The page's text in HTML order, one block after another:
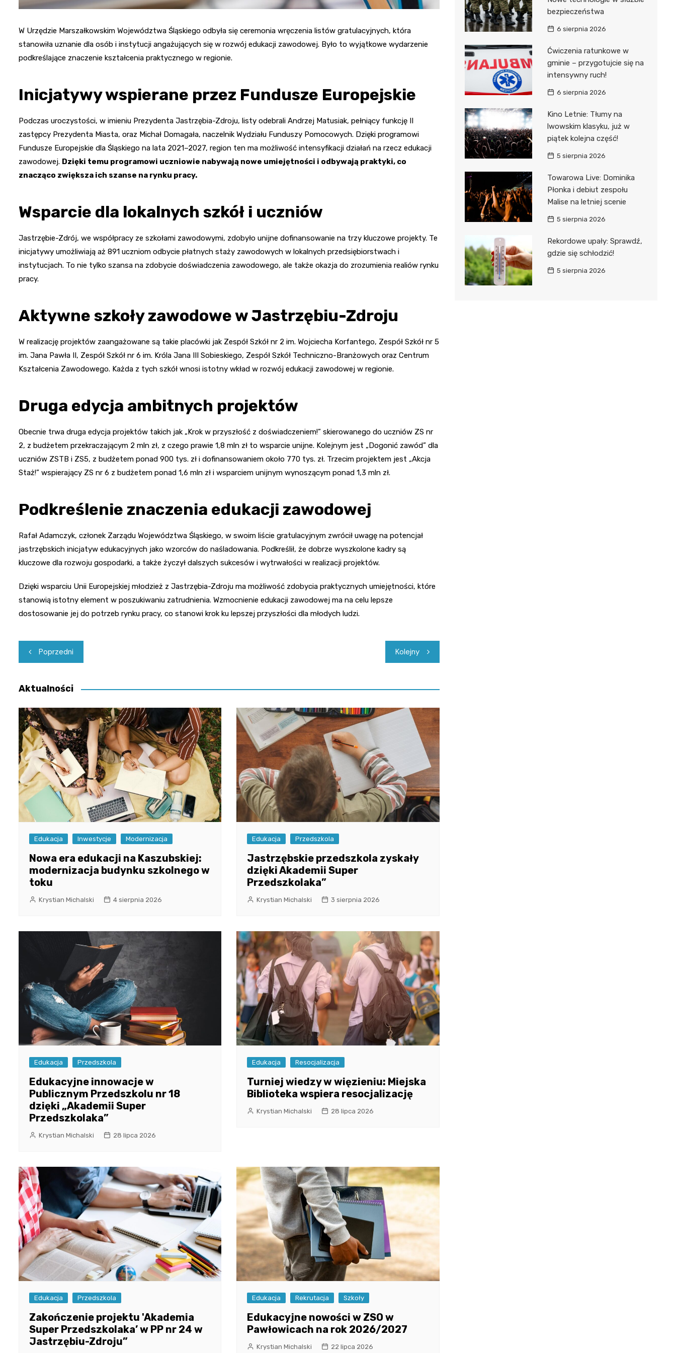
W Urzędzie Marszałkowskim Województwa Śląskiego odbyła się ceremonia wręczenia listów gratulacyjnych, która
stanowiła uznanie dla osób i instytucji angażujących się w rozwój edukacji zawodowej. Było to wyjątkowe wydarzenie
podkreślające znaczenie kształcenia praktycznego w regionie.
Inicjatywy wspierane przez Fundusze Europejskie
Podczas uroczystości, w imieniu Prezydenta Jastrzębia-Zdroju, listy odebrali Andrzej Matusiak, pełniący funkcję II
zastępcy Prezydenta Miasta, oraz Michał Domagała, naczelnik Wydziału Funduszy Pomocowych. Dzięki programowi
Fundusze Europejskie dla Śląskiego na lata 2021–2027, region ten ma możliwość intensyfikacji działań na rzecz edukacji
zawodowej. Dzięki temu programowi uczniowie nabywają nowe umiejętności i odbywają praktyki, co
znacząco zwiększa ich szanse na rynku pracy.
Wsparcie dla lokalnych szkół i uczniów
Jastrzębie-Zdrój, we współpracy ze szkołami zawodowymi, zdobyło unijne dofinansowanie na trzy kluczowe projekty. Te
inicjatywy umożliwiają aż 891 uczniom odbycie płatnych staży zawodowych w lokalnych przedsiębiorstwach i
instytucjach. To nie tylko szansa na zdobycie doświadczenia zawodowego, ale także okazja do zrozumienia realiów rynku
pracy.
Aktywne szkoły zawodowe w Jastrzębiu-Zdroju
W realizację projektów zaangażowane są takie placówki jak Zespół Szkół nr 2 im. Wojciecha Korfantego, Zespół Szkół nr 5
im. Jana Pawła II, Zespół Szkół nr 6 im. Króla Jana III Sobieskiego, Zespół Szkół Techniczno-Branżowych oraz Centrum
Kształcenia Zawodowego. Każda z tych szkół wnosi istotny wkład w rozwój edukacji zawodowej w regionie.
Druga edycja ambitnych projektów
Obecnie trwa druga edycja projektów takich jak „Krok w przyszłość z doświadczeniem!” skierowanego do uczniów ZS nr
2, z budżetem przekraczającym 2 mln zł, z czego prawie 1,8 mln zł to wsparcie unijne. Kolejnym jest „Dogonić zawód” dla
uczniów ZSTB i ZS5, z budżetem ponad 900 tys. zł i dofinansowaniem około 770 tys. zł. Trzecim projektem jest „Akcja
Staż!” wspierający ZS nr 6 z budżetem ponad 1,6 mln zł i wsparciem unijnym wynoszącym ponad 1,3 mln zł.
Podkreślenie znaczenia edukacji zawodowej
Rafał Adamczyk, członek Zarządu Województwa Śląskiego, w swoim liście gratulacyjnym zwrócił uwagę na potencjał
jastrzębskich inicjatyw edukacyjnych jako wzorców do naśladowania. Podkreślił, że dobrze wyszkolone kadry są
kluczowe dla rozwoju gospodarki, a także życzył dalszych sukcesów i wytrwałości w realizacji projektów.
Dzięki wsparciu Unii Europejskiej młodzież z Jastrzębia-Zdroju ma możliwość zdobycia praktycznych umiejętności, które
stanowią istotny element w poszukiwaniu zatrudnienia. Wzmocnienie edukacji zawodowej ma na celu lepsze
dostosowanie jej do potrzeb rynku pracy, co stanowi krok ku lepszej przyszłości dla młodych ludzi.
Nawigacja
wpisu
Poprzedni Kolejny
Aktualności
Edukacja Inwestycje Modernizacja
Nowa era edukacji na Kaszubskiej:
modernizacja budynku szkolnego w
toku
Krystian Michalski 4 sierpnia 2026
Edukacja Przedszkola
Jastrzębskie przedszkola zyskały
dzięki Akademii Super
Przedszkolaka”
Krystian Michalski 3 sierpnia 2026
Edukacja Przedszkola
Edukacyjne innowacje w
Publicznym Przedszkolu nr 18
dzięki „Akademii Super
Przedszkolaka”
Krystian Michalski 28 lipca 2026
Edukacja Resocjalizacja
Turniej wiedzy w więzieniu: Miejska
Biblioteka wspiera resocjalizację
Krystian Michalski 28 lipca 2026
Edukacja Przedszkola
Zakończenie projektu 'Akademia
Super Przedszkolaka’ w PP nr 24 w
Jastrzębiu-Zdroju”
Edukacja Rekrutacja Szkoły
Edukacyjne nowości w ZSO w
Pawłowicach na rok 2026/2027
Krystian Michalski 22 lipca 2026
bezpieczeństwa
6 sierpnia 2026
Ćwiczenia ratunkowe w
gminie – przygotujcie się na
intensywny ruch!
6 sierpnia 2026
Kino Letnie: Tłumy na
lwowskim klasyku, już w
piątek kolejna część!
5 sierpnia 2026
Towarowa Live: Dominika
Płonka i debiut zespołu
Malise na letniej scenie
5 sierpnia 2026
Rekordowe upały: Sprawdź,
gdzie się schłodzić!
5 sierpnia 2026